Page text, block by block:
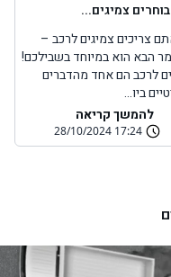
צמיגים...
צריכים צמיגים לרכב –
הבא הוא במיוחד בשבילכם!
לרכב הם אחד מהדברים
ביו...
להמשך קריאה
28/10/2024 17:24